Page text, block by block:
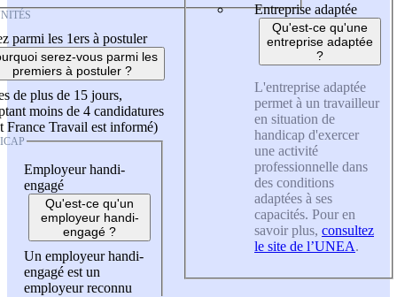
parmi les 1ers à postuler
serez-vous parmi les
premiers à postuler ?
de plus de 15 jours,
moins de 4 candidatures
France Travail est informé)
Employeur handi-
engagé
Qu'est-ce qu'un
employeur handi-
engagé ?
Un employeur handi-
engagé est un
employeur reconnu
Entreprise adaptée
Qu'est-ce qu'une
entreprise adaptée
?
L'entreprise adaptée
permet à un travailleur
en situation de
handicap d'exercer
une activité
professionnelle dans
des conditions
adaptées à ses
capacités. Pour en
savoir plus, consultez
le site de l’UNEA.